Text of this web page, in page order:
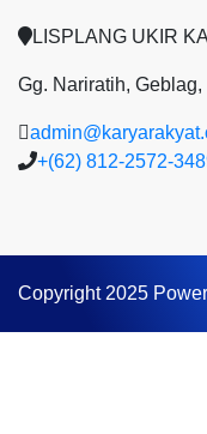
LISPLANG UKIR
Gg. Nariratih, Geblag,
+(62) 812-2572-
Copyright 2025